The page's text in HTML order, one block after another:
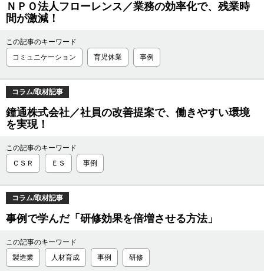
ＮＰＯ法人フローレンス／業務の効率化で、残業時
間が激減！
この記事のキーワード
コミュニケーション
育児休業 事例
コラム/取材記事
鐘通株式会社／社員の改善提案で、働きやすい環境
を実現！
この記事のキーワード
ＣＳＲ
ＥＳ 事例
コラム/取材記事
事例で学んだ「研修効果を倍増させる方法」
この記事のキーワード
製造業
人材育成 事例 研修